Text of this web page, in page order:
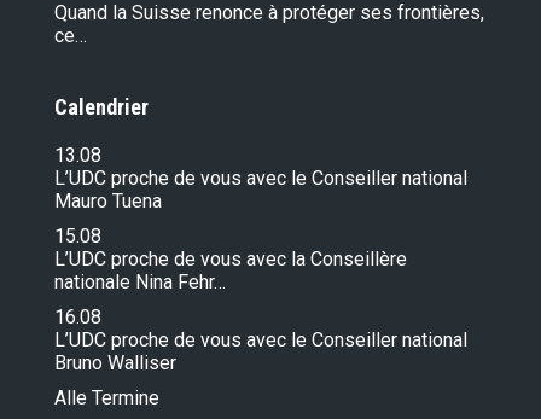
Quand la Suisse renonce à protéger ses frontières,
ce…
Calendrier
13.08
L’UDC proche de vous avec le Conseiller national
Mauro Tuena
15.08
L’UDC proche de vous avec la Conseillère
nationale Nina Fehr…
16.08
L’UDC proche de vous avec le Conseiller national
Bruno Walliser
Alle Termine